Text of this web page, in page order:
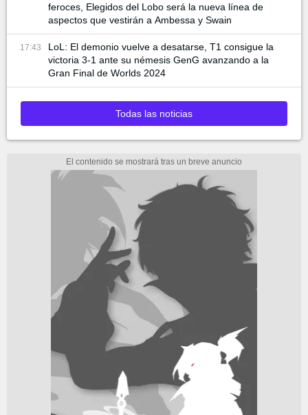
feroces, Elegidos del Lobo será la nueva línea de
aspectos que vestirán a Ambessa y Swain
17:43
LoL: El demonio vuelve a desatarse, T1 consigue la
victoria 3-1 ante su némesis GenG avanzando a la
Gran Final de Worlds 2024
Todas las noticias